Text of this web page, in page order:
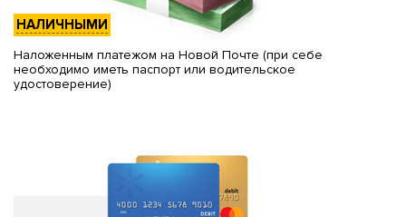
НАЛИЧНЫМИ
Наложенным платежом на Новой Почте (при себе
необходимо иметь паспорт или водительское
удостоверение)